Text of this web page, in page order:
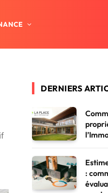
DERNIERS
: